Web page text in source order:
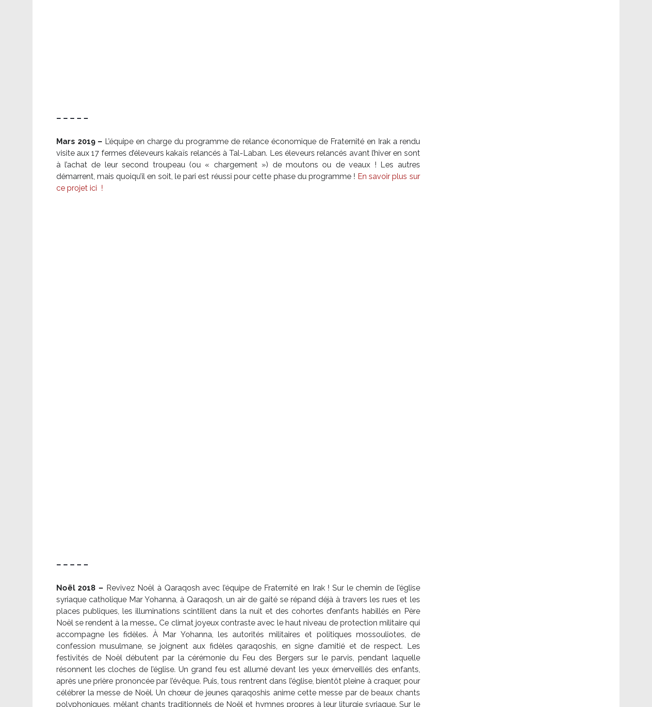
– – – – –
Mars 2019 – L’équipe en charge du programme de relance économique de Fraternité en Irak a rendu
visite aux 17 fermes d’éleveurs kakaïs relancés à Tal-Laban. Les éleveurs relancés avant l’hiver en sont
à l’achat de leur second troupeau (ou « chargement ») de moutons ou de veaux ! Les autres
démarrent, mais quoiqu’il en soit, le pari est réussi pour cette phase du programme ! En savoir plus sur
ce projet ici !
– – – – –
Noël 2018 – Revivez Noël à Qaraqosh avec l’équipe de Fraternité en Irak ! Sur le chemin de l’église
syriaque catholique Mar Yohanna, à Qaraqosh, un air de gaité se répand déjà à travers les rues et les
places publiques, les illuminations scintillent dans la nuit et des cohortes d’enfants habillés en Père
Noël se rendent à la messe… Ce climat joyeux contraste avec le haut niveau de protection militaire qui
accompagne les fidèles. À Mar Yohanna, les autorités militaires et politiques mossouliotes, de
confession musulmane, se joignent aux fidèles qaraqoshis, en signe d’amitié et de respect. Les
festivités de Noël débutent par la cérémonie du Feu des Bergers sur le parvis, pendant laquelle
résonnent les cloches de l’église. Un grand feu est allumé devant les yeux émerveillés des enfants,
après une prière prononcée par l’évêque. Puis, tous rentrent dans l’église, bientôt pleine à craquer, pour
célébrer la messe de Noël. Un chœur de jeunes qaraqoshis anime cette messe par de beaux chants
polyphoniques, mêlant chants traditionnels de Noël et hymnes propres à leur liturgie syriaque. Sur le